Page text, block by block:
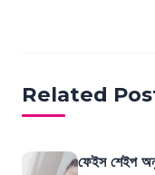
Related
ফেইস শেইপ